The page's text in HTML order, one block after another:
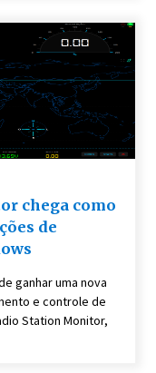
chega como
de
ganhar uma nova
e controle de
Station Monitor,